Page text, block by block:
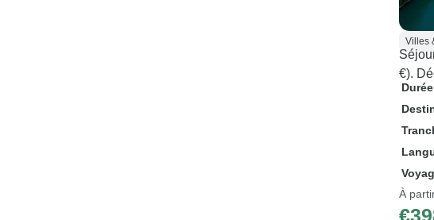
Villes
€).
Durée
À